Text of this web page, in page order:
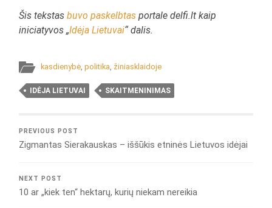
Šis tekstasbuvo paskelbtas portale delfi.lt kaip
iniciatyvos „Idėja Lietuvai“ dalis.
kasdienybė,politika, žiniasklaidoje
IDĖJA LIETUVAI SKAITMENINIMAS
PREVIOUS POST
Zigmantas Sierakauskas – iššūkis etninės Lietuvos idėjai
NEXT POST
10 ar „kiek ten“ hektarų, kurių niekam nereikia